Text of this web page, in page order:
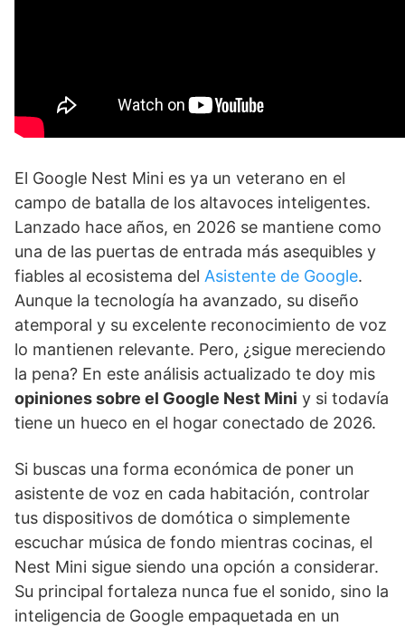
El Google Nest Mini es ya un veterano en el
campo de batalla de los altavoces inteligentes.
Lanzado hace años, en 2026 se mantiene como
una de las puertas de entrada más asequibles y
fiables al ecosistema del Asistente de Google.
Aunque la tecnología ha avanzado, su diseño
atemporal y su excelente reconocimiento de voz
lo mantienen relevante. Pero, ¿sigue mereciendo
la pena? En este análisis actualizado te doy mis
opiniones sobre el Google Nest Mini y si todavía
tiene un hueco en el hogar conectado de 2026.
Si buscas una forma económica de poner un
asistente de voz en cada habitación, controlar
tus dispositivos de domótica o simplemente
escuchar música de fondo mientras cocinas, el
Nest Mini sigue siendo una opción a considerar.
Su principal fortaleza nunca fue el sonido, sino la
inteligencia de Google empaquetada en un